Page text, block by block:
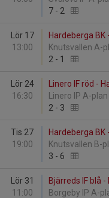
7 - 2
Lör 17
13:00
Hardeberga BK
Knutsvallen A-
2 - 1
Lör 24
16:30
Linero IF röd -
Linero IP A-plan
2 - 3
Tis 27
19:00
Hardeberga BK
Knutsvallen B-
3 - 6
Lör 31
11:00
Bjärreds IF blå
Borgeby IP A-